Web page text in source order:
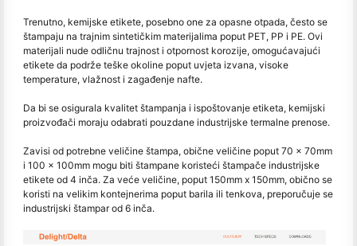
Trenutno, kemijske etikete, posebno one za opasne otpada, često se
štampaju na trajnim sintetičkim materijalima poput PET, PP i PE. Ovi
materijali nude odličnu trajnost i otpornost korozije, omogućavajući
etikete da podrže teške okoline poput uvjeta izvana, visoke
temperature, vlažnost i zagađenje nafte.
Da bi se osigurala kvalitet štampanja i ispoštovanje etiketa, kemijski
proizvođači moraju odabrati pouzdane industrijske termalne prenose.
Zavisi od potrebne veličine štampa, obične veličine poput 70 x 70mm
i 100 x 100mm mogu biti štampane koristeći štampače industrijske
etikete od 4 inča. Za veće veličine, poput 150mm x 150mm, obično se
koristi na velikim kontejnerima poput barila ili tenkova, preporučuje se
industrijski štampar od 6 inča.